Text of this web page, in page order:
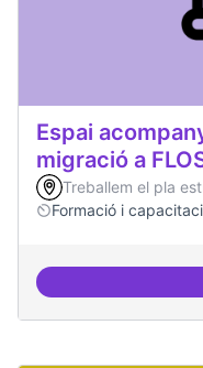
Espai
migració a
Treballem el pla
Formació i